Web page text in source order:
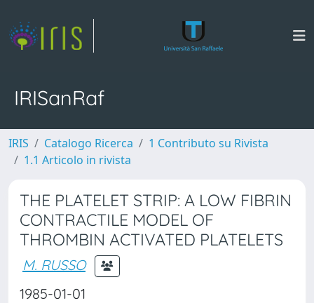
IRISanRaf
IRIS Catalogo Ricerca
1 Contributo su Rivista
1.1 Articolo in rivista
THE PLATELET STRIP: A LOW FIBRIN
CONTRACTILE MODEL OF
THROMBIN ACTIVATED PLATELETS
M. RUSSO
1985-01-01